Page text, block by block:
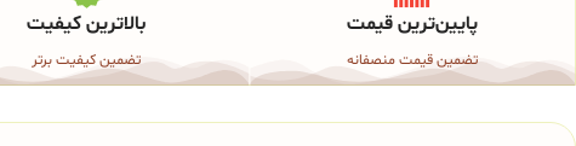
پایین‌ترین قیمت
تضمین قیمت منصفانه
بالاترین کیفیت
تضمین کیفیت برتر